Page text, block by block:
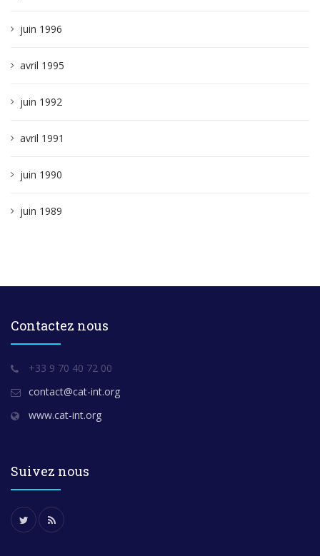
juin 1996
avril 1995
juin 1992
avril 1991
juin 1990
juin 1989
Contactez nous
+33 9 70 40 72 00
contact@cat-int.org
www.cat-int.org
Suivez nous